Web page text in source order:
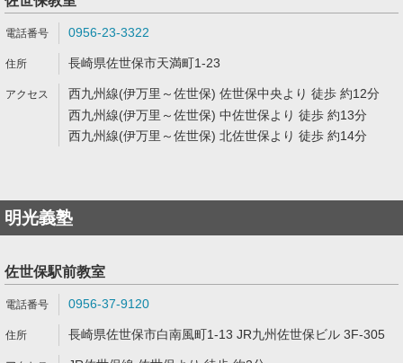
0956-23-3322
長崎県佐世保市天満町1-23
西九州線(伊万里～佐世保) 佐世保中央より 徒歩 約12分
西九州線(伊万里～佐世保) 中佐世保より 徒歩 約13分
西九州線(伊万里～佐世保) 北佐世保より 徒歩 約14分
明光義塾
佐世保駅前教室
0956-37-9120
長崎県佐世保市白南風町1-13 JR九州佐世保ビル 3F-305